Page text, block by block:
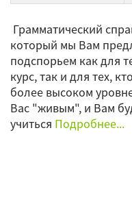
Грамматический
который мы Вам
подспорьем как для
курс, так и для тех,
более высоком
Вас "живым", и Вам
учиться Подробнее...